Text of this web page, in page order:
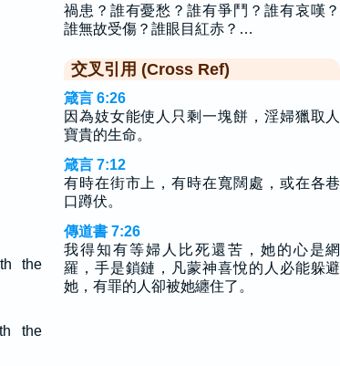
the
the
禍患？誰有憂愁？誰有爭鬥？誰有哀嘆？
誰無故受傷？誰眼目紅赤？…
交叉引用 (Cross Ref)
箴言 6:26
因為妓女能使人只剩一塊餅，淫婦獵取人
寶貴的生命。
箴言 7:12
有時在街市上，有時在寬闊處，或在各巷
口蹲伏。
傳道書 7:26
我得知有等婦人比死還苦，她的心是網
羅，手是鎖鏈，凡蒙神喜悅的人必能躲避
她，有罪的人卻被她纏住了。